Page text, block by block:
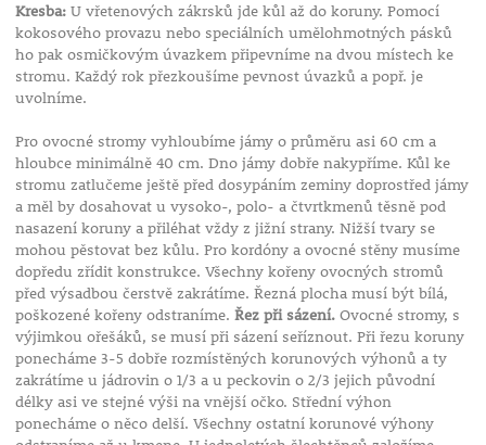
Kresba:U vřetenových zákrsků jde kůl až do koruny. Pomocí
kokosového provazu nebo speciálních umělohmotných pásků
ho pak osmičkovým úvazkem připevníme na dvou místech ke
stromu. Každý rok přezkoušíme pevnost úvazků a popř. je
uvolníme.
Pro ovocné stromy vyhloubíme jámy o průměru asi 60 cm a
hloubce minimálně 40 cm. Dno jámy dobře nakypříme. Kůl ke
stromu zatlučeme ještě před dosypáním zeminy doprostřed jámy
a měl by dosahovat u vysoko-, polo- a čtvrtkmenů těsně pod
nasazení koruny a přiléhat vždy z jižní strany. Nižší tvary se
mohou pěstovat bez kůlu. Pro kordóny a ovocné stěny musíme
dopředu zřídit konstrukce. Všechny kořeny ovocných stromů
před výsadbou čerstvě zakrátíme. Řezná plocha musí být bílá,
poškozené kořeny odstraníme. Řez při sázení.Ovocné stromy, s
výjimkou ořešáků, se musí při sázení seříznout. Při řezu koruny
ponecháme 3-5 dobře rozmístěných korunových výhonů a ty
zakrátíme u jádrovin o 1/3 a u peckovin o 2/3 jejich původní
délky asi ve stejné výši na vnější očko. Střední výhon
ponecháme o něco delší. Všechny ostatní korunové výhony